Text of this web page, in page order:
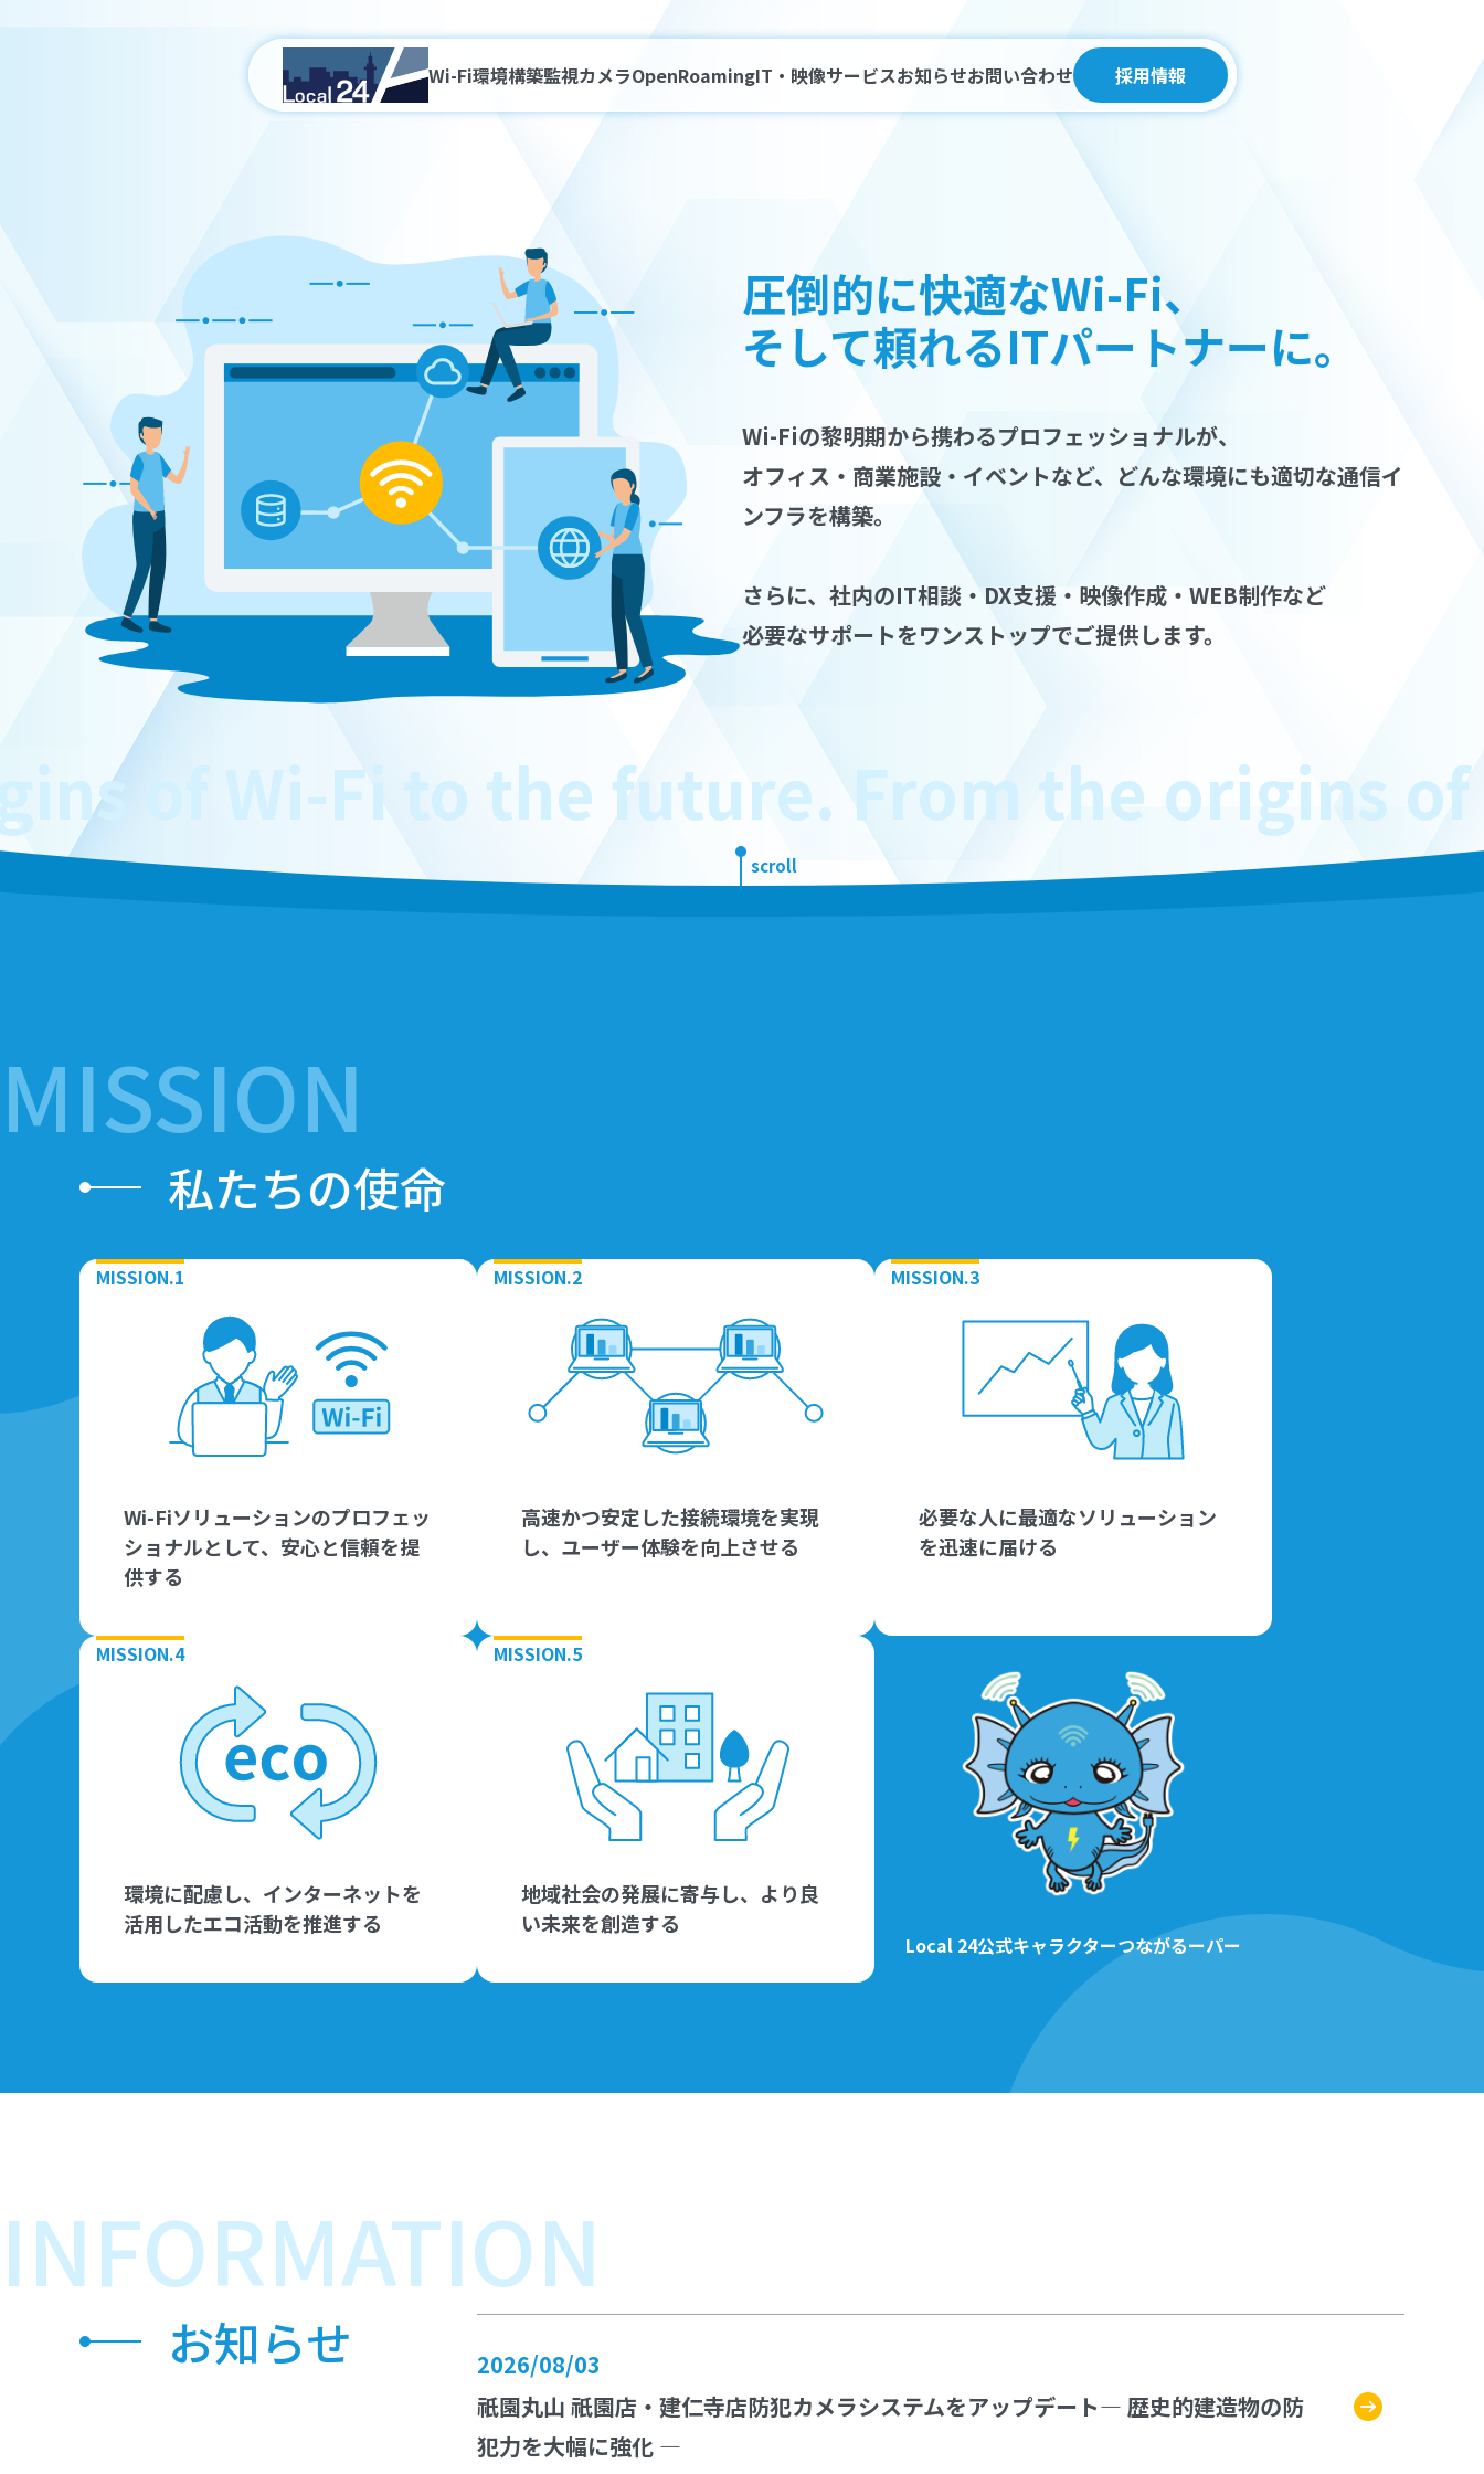
Wi-Fi環境構築監視カメラOpenRoamingIT・映像サービスお知らせお問い合わせ 採用情報
圧倒的に快適なWi-Fi、
そして頼れるITパートナーに。
Wi-Fiの黎明期から携わるプロフェッショナルが、
オフィス・商業施設・イベントなど、どんな環境にも適切な通信イ
ンフラを構築。
さらに、社内のIT相談・DX支援・映像作成・WEB制作など
必要なサポートをワンストップでご提供します。
of Wi-Fi to the future. From the origins of
scroll
MISSION
私たちの使命
MISSION.1
Wi-Fiソリューションのプロフェッ
ショナルとして、安心と信頼を提
供する
MISSION.2
高速かつ安定した接続環境を実現
し、ユーザー体験を向上させる
MISSION.3
必要な人に最適なソリューション
を迅速に届ける
MISSION.4
環境に配慮し、インターネットを
活用したエコ活動を推進する
MISSION.5
地域社会の発展に寄与し、より良
い未来を創造する
Local 24公式キャラクターつながるーパー
INFORMATION
お知らせ
2026/08/03
祇園丸山 祇園店・建仁寺店防犯カメラシステムをアップデート— 歴史的建造物の防
犯力を大幅に強化 —